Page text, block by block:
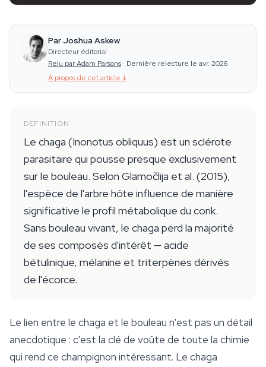
Par Joshua Askew
Directeur éditorial
Relu par Adam Parsons · Dernière relecture le avr. 2026
À propos de cet article ↓
DEFINITION
Le chaga (Inonotus obliquus) est un sclérote
parasitaire qui pousse presque exclusivement
sur le bouleau. Selon Glamočlija et al. (2015),
l'espèce de l'arbre hôte influence de manière
significative le profil métabolique du conk.
Sans bouleau vivant, le chaga perd la majorité
de ses composés d'intérêt — acide
bétulinique, mélanine et triterpènes dérivés
de l'écorce.
Le lien entre le chaga et le bouleau n'est pas un détail
anecdotique : c'est la clé de voûte de toute la chimie
qui rend ce champignon intéressant. Le chaga